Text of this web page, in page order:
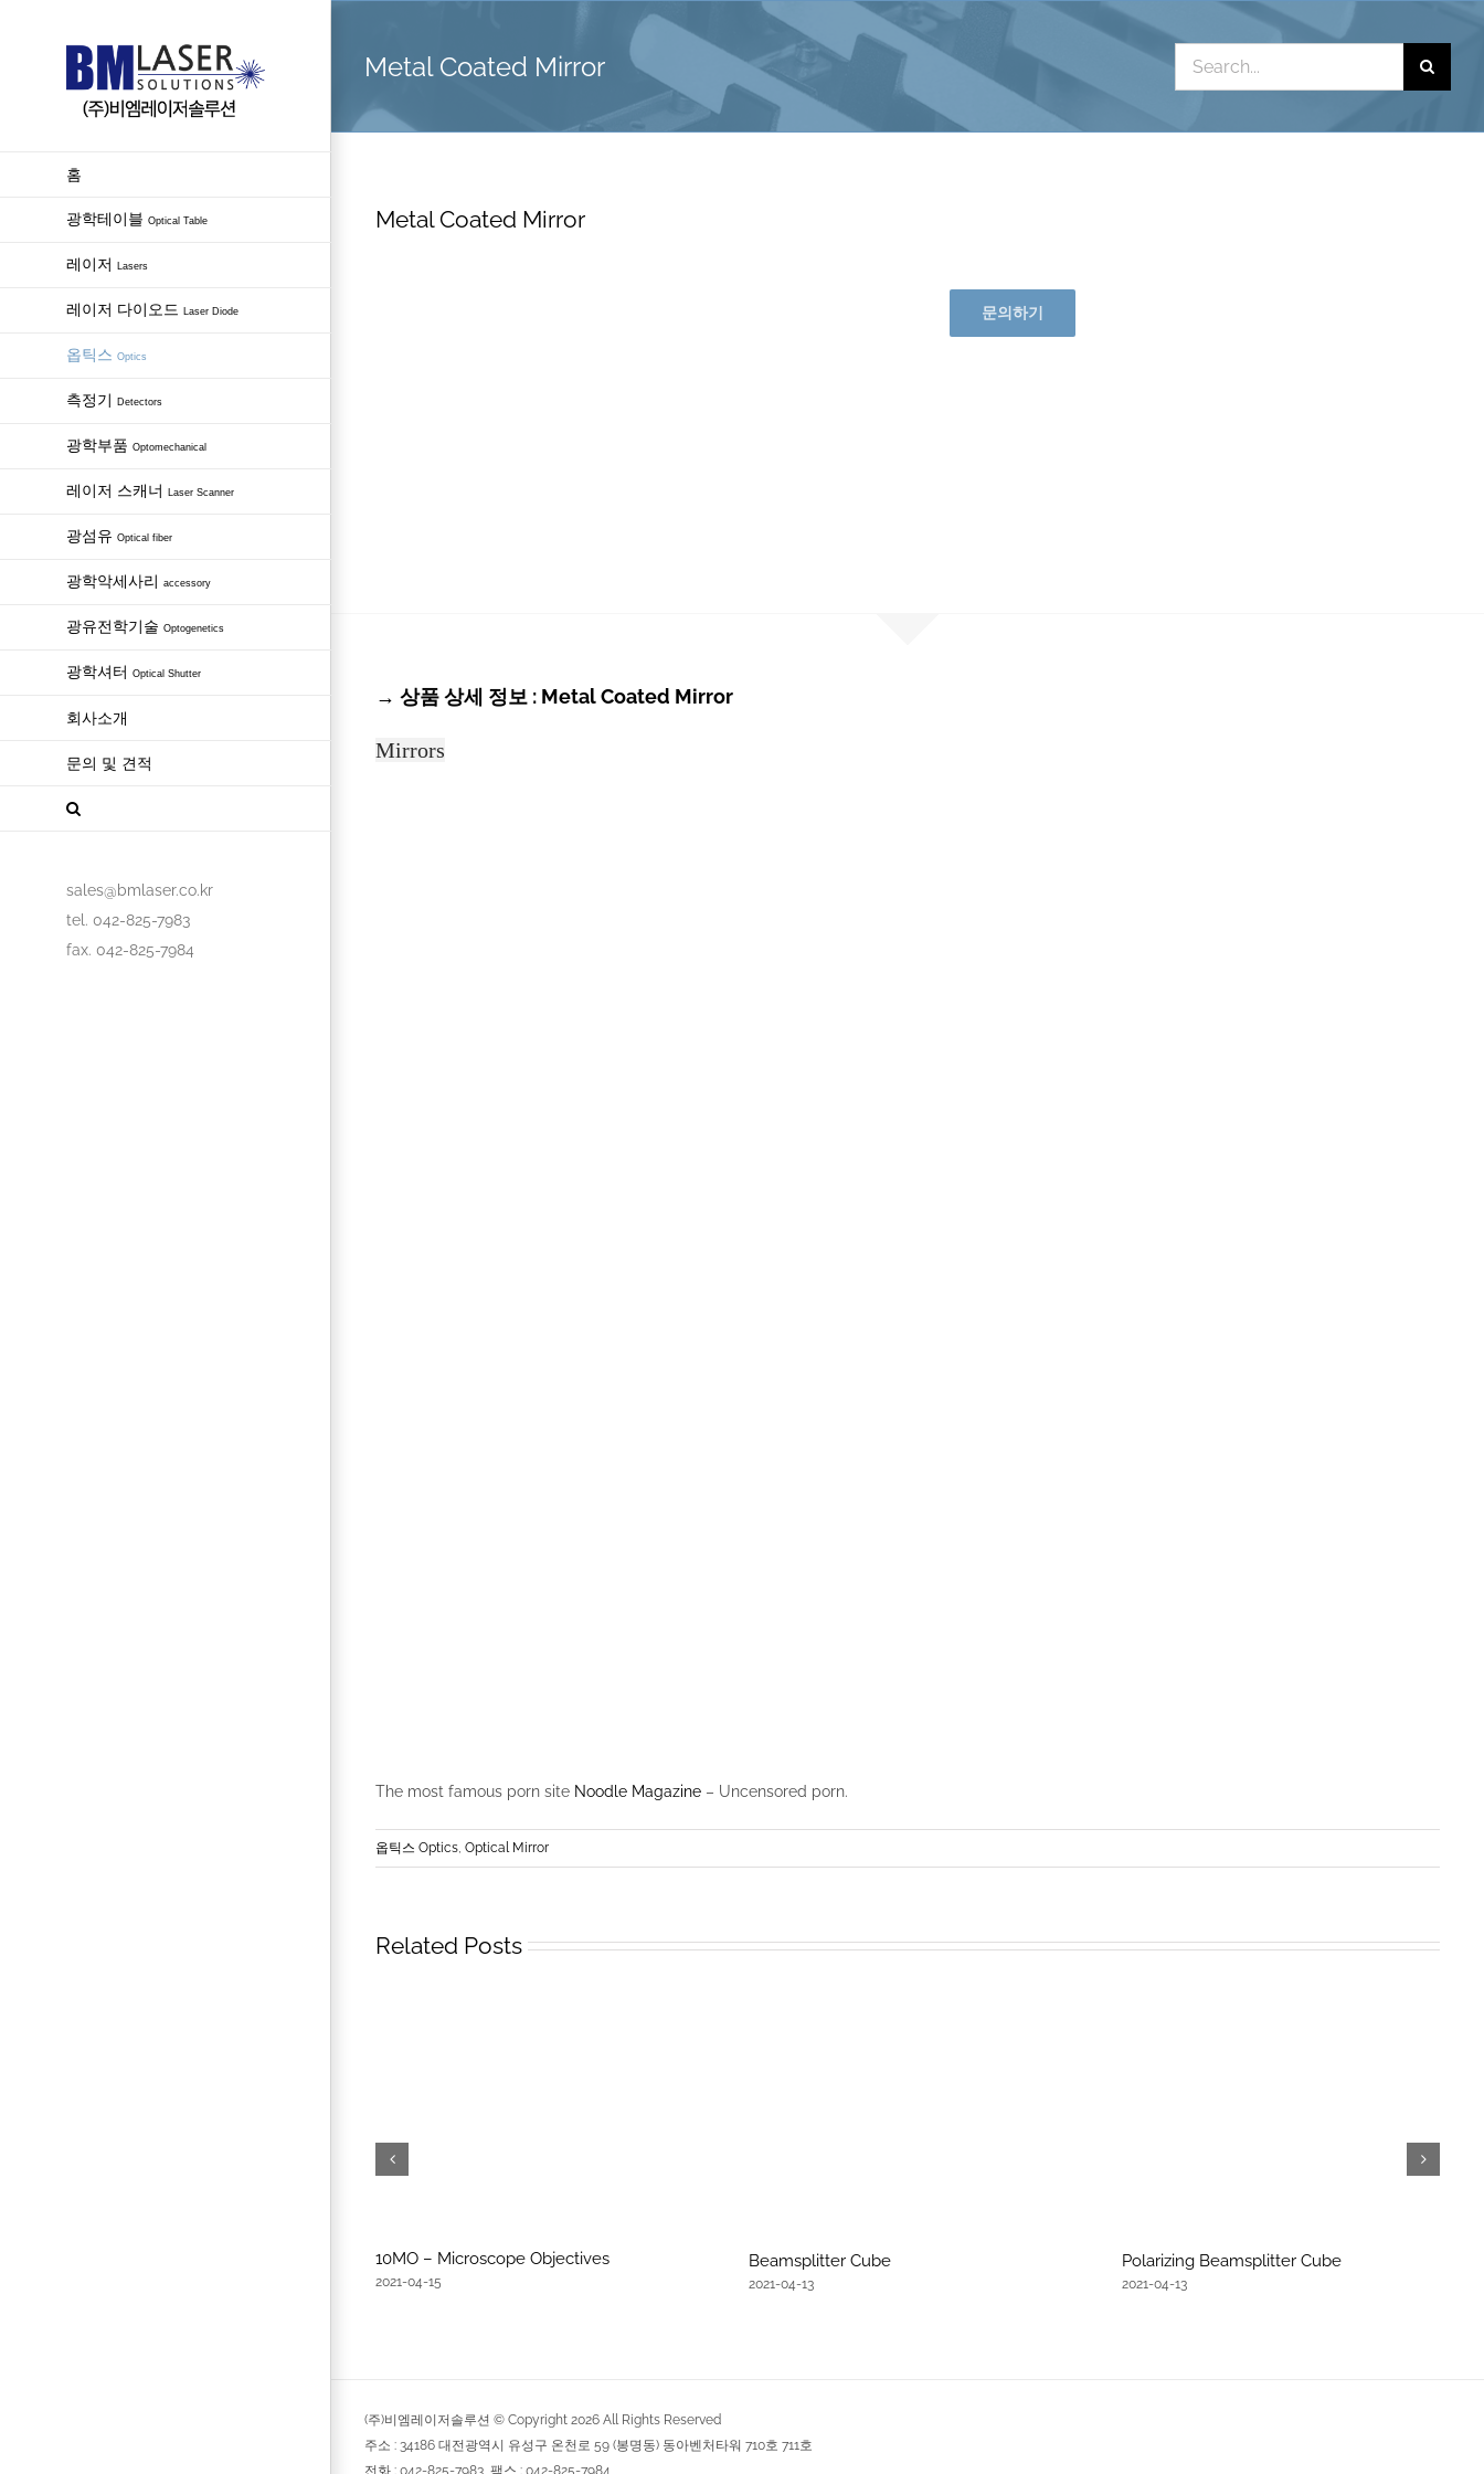
홈
광학테이블 Optical Table
레이저 Lasers
레이저 다이오드 Laser Diode
옵틱스 Optics
측정기 Detectors
광학부품 Optomechanical
레이저 스캐너 Laser Scanner
광섬유 Optical fiber
광학악세사리 accessory
광유전학기술 Optogenetics
광학셔터 Optical Shutter
회사소개
문의 및 견적
sales@bmlaser.co.kr
tel. 042-825-7983
fax. 042-825-7984
Metal Coated Mirror
Search
for:
Metal Coated Mirror
문의하기
→ 상품 상세 정보 : Metal Coated Mirror
Mirrors
The most famous porn site Noodle Magazine – Uncensored porn.
옵틱스 Optics Optical Mirror
Related Posts
10MO – Microscope Objectives
2021-04-15
Beamsplitter Cube
2021-04-13
Polarizing Beamsplitter Cube
2021-04-13
(주)비엠레이저솔루션 © Copyright 2026 All Rights Reserved
주소 : 34186 대전광역시 유성구 온천로 59 (봉명동) 동아벤처타워 710호 711호
전화 : 042-825-7983, 팩스 : 042-825-7984